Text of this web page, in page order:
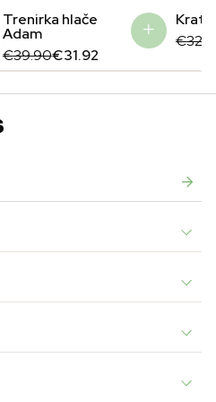
Trenirka hlače
Adam
€39.90
Original
price
€39.90.
€31.92
Current
price
€31.92.
€
was:
is: